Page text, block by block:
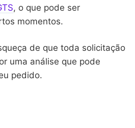
, o que pode ser
momentos.
de que toda solicitação
uma análise que pode
pedido.